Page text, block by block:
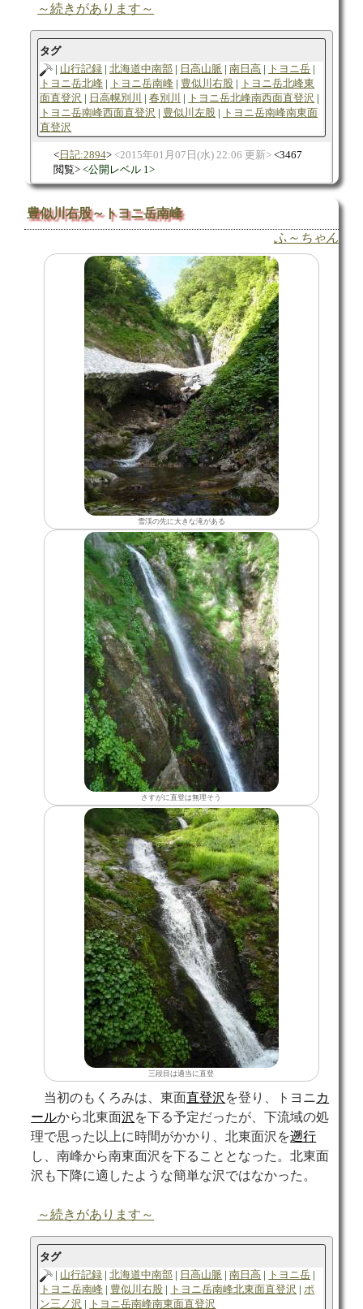
～続きがあります～
タグ
山行記録
北海道中南部 日高山脈 南日高
トヨニ岳
トヨニ岳北峰
トヨニ岳南峰 豊似川右股
トヨニ岳北峰東
面直登沢
日高幌別川 春別川
トヨニ岳北峰南西面直登沢
トヨニ岳南峰西面直登沢
豊似川左股
トヨニ岳南峰南東面
直登沢
日記:2894 2015年01月07日(水) 22:06 更新
3467
閲覧
公開レベル 1
豊似川右股～トヨニ岳南峰
ふ～ちゃん
雪渓の先に大きな滝がある
さすがに直登は無理そう
三段目は適当に直登
当初のもくろみは、東面直登沢 を登り、トヨニ カ
ールから北東面沢 を下る予定だったが、下流域の処
理で思った以上に時間がかかり、北東面沢を遡行
し、南峰から南東面沢を下ることとなった。北東面
沢も下降に適したような簡単な沢ではなかった。
～続きがあります～
タグ
山行記録
北海道中南部 日高山脈 南日高
トヨニ岳
トヨニ岳南峰
豊似川右股 トヨニ岳南峰北東面直登沢
ポ
ン三ノ沢
トヨニ岳南峰南東面直登沢